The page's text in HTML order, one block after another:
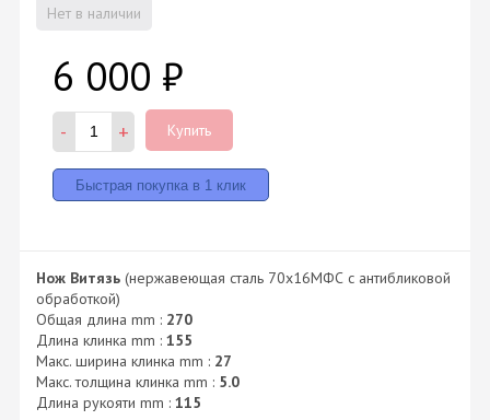
Нет в наличии
6 000 ₽
- + Купить
Нож Витязь (нержавеющая сталь 70х16МФС с антибликовой
обработкой)
Общая длина mm : 270
Длина клинка mm : 155
Макс. ширина клинка mm : 27
Макс. толщина клинка mm : 5.0
Длина рукояти mm : 115